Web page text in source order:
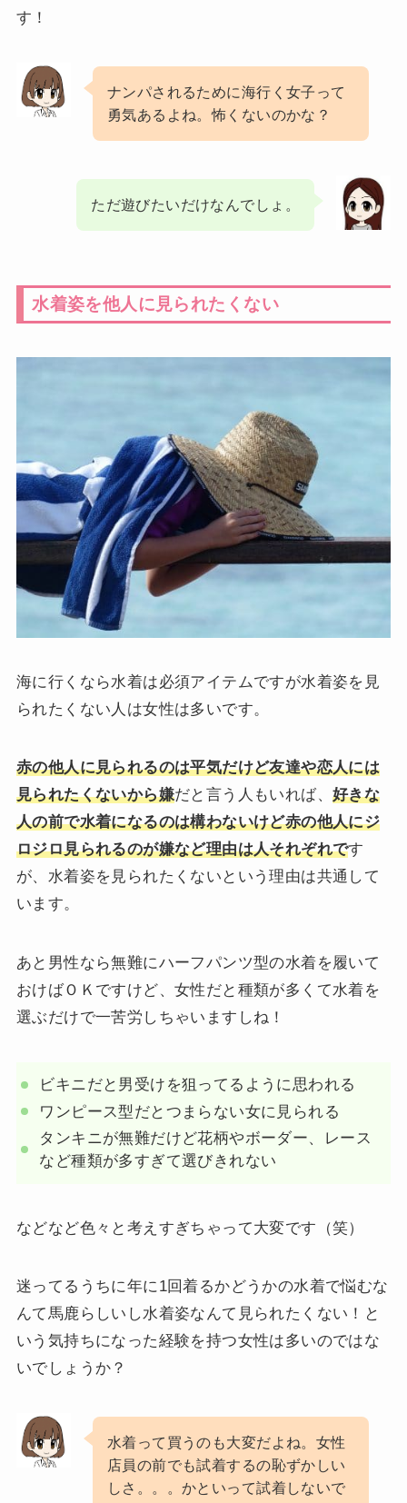
す！
ナンパされるために海行く女子って
勇気あるよね。怖くないのかな？
ただ遊びたいだけなんでしょ。
水着姿を他人に見られたくない
海に行くなら水着は必須アイテムですが水着姿を見
られたくない人は女性は多いです。
赤の他人に見られるのは平気だけど友達や恋人には
見られたくないから嫌だと言う人もいれば、 好きな
人の前で水着になるのは構わないけど赤の他人にジ
ロジロ見られるのが嫌など理由は人それぞれです
が、水着姿を見られたくないという理由は共通して
います。
あと男性なら無難にハーフパンツ型の水着を履いて
おけばＯＫですけど、女性だと種類が多くて水着を
選ぶだけで一苦労しちゃいますしね！
ビキニだと男受けを狙ってるように思われる
ワンピース型だとつまらない女に見られる
タンキニが無難だけど花柄やボーダー、レース
など種類が多すぎて選びきれない
などなど色々と考えすぎちゃって大変です（笑）
迷ってるうちに年に1回着るかどうかの水着で悩むな
んて馬鹿らしいし水着姿なんて見られたくない！と
いう気持ちになった経験を持つ女性は多いのではな
いでしょうか？
水着って買うのも大変だよね。女性
店員の前でも試着するの恥ずかしい
しさ。。。かといって試着しないで